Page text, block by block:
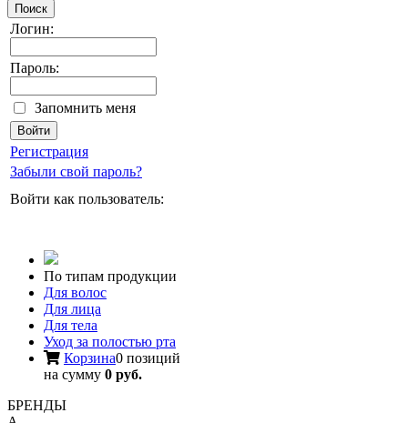
Поиск
Логин:
Пароль:
Запомнить меня
Регистрация
Забыли свой пароль?
Войти как пользователь:
По типам продукции
Для волос
Для лица
Для тела
Уход за полостью рта
Корзина0 позиций
на сумму 0 руб.
БРЕНДЫ